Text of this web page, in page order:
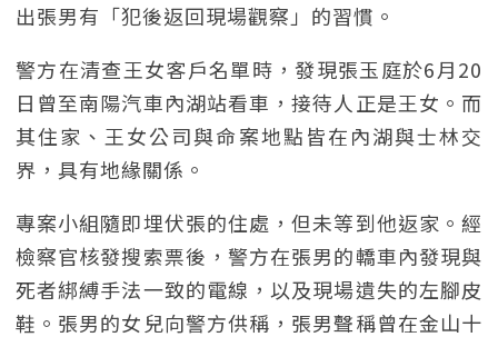
出張男有「犯後返回現場觀察」的習慣。
警方在清查王女客戶名單時，發現張玉庭於6月20
日曾至南陽汽車內湖站看車，接待人正是王女。而
其住家、王女公司與命案地點皆在內湖與士林交
界，具有地緣關係。
專案小組隨即埋伏張的住處，但未等到他返家。經
檢察官核發搜索票後，警方在張男的轎車內發現與
死者綁縛手法一致的電線，以及現場遺失的左腳皮
鞋。張男的女兒向警方供稱，張男聲稱曾在金山十